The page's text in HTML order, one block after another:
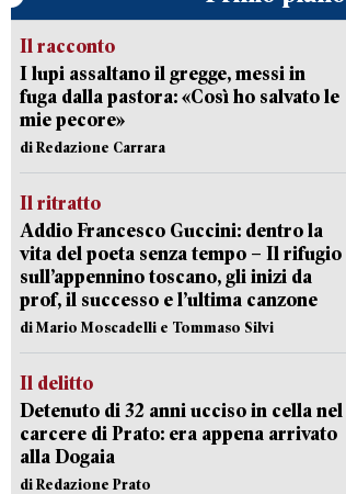
Il racconto
I lupi assaltano il gregge, messi in
fuga dalla pastora: «Così ho salvato le
mie pecore»
di Redazione Carrara
Il ritratto
Addio Francesco Guccini: dentro la
vita del poeta senza tempo – Il rifugio
sull’appennino toscano, gli inizi da
prof, il successo e l’ultima canzone
di Mario Moscadelli e Tommaso Silvi
Il delitto
Detenuto di 32 anni ucciso in cella nel
carcere di Prato: era appena arrivato
alla Dogaia
di Redazione Prato